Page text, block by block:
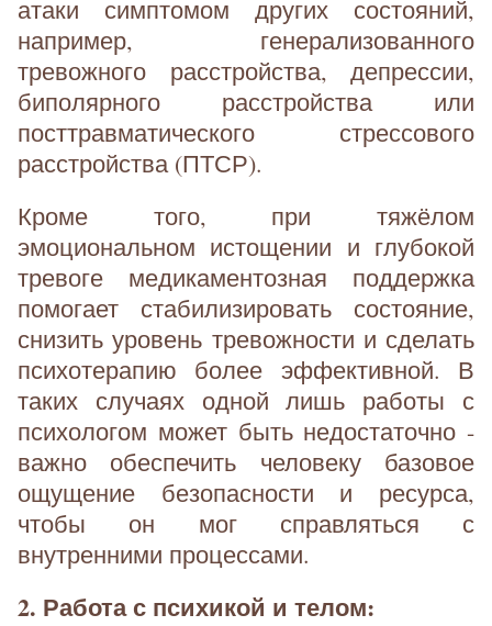
атаки симптомом других состояний,
например, генерализованного
тревожного расстройства, депрессии,
биполярного расстройства или
посттравматического стрессового
расстройства (ПТСР).
Кроме того, при тяжёлом
эмоциональном истощении и глубокой
тревоге медикаментозная поддержка
помогает стабилизировать состояние,
снизить уровень тревожности и сделать
психотерапию более эффективной. В
таких случаях одной лишь работы с
психологом может быть недостаточно -
важно обеспечить человеку базовое
ощущение безопасности и ресурса,
чтобы он мог справляться с
внутренними процессами.
2. Работа с психикой и телом: